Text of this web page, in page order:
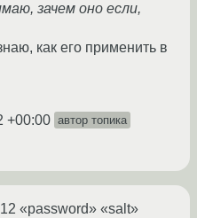
зачем оно если,
как его применить в
+00:00 автор топика
«password» «salt»